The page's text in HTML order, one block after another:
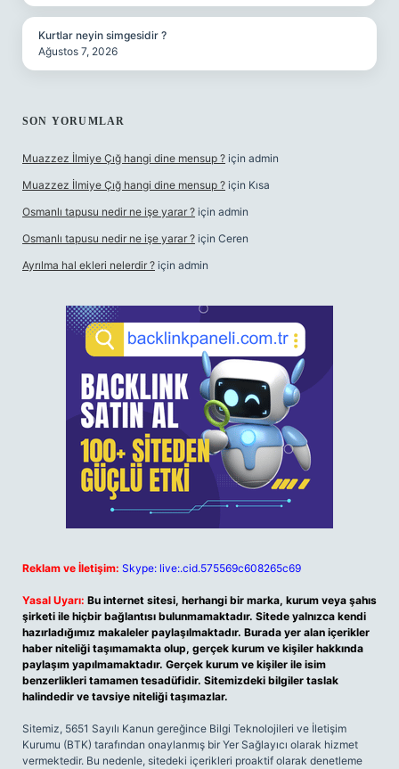
Kurtlar neyin simgesidir ?
Ağustos 7, 2026
SON YORUMLAR
Muazzez İlmiye Çığ hangi dine mensup ? için admin
Muazzez İlmiye Çığ hangi dine mensup ? için Kısa
Osmanlı tapusu nedir ne işe yarar ? için admin
Osmanlı tapusu nedir ne işe yarar ? için Ceren
Ayrılma hal ekleri nelerdir ? için admin
Reklam ve İletişim: Skype: live:.cid.575569c608265c69
Yasal Uyarı: Bu internet sitesi, herhangi bir marka, kurum veya şahıs
şirketi ile hiçbir bağlantısı bulunmamaktadır. Sitede yalnızca kendi
hazırladığımız makaleler paylaşılmaktadır. Burada yer alan içerikler
haber niteliği taşımamakta olup, gerçek kurum ve kişiler hakkında
paylaşım yapılmamaktadır. Gerçek kurum ve kişiler ile isim
benzerlikleri tamamen tesadüfidir. Sitemizdeki bilgiler taslak
halindedir ve tavsiye niteliği taşımazlar.
Sitemiz, 5651 Sayılı Kanun gereğince Bilgi Teknolojileri ve İletişim
Kurumu (BTK) tarafından onaylanmış bir Yer Sağlayıcı olarak hizmet
vermektedir. Bu nedenle, sitedeki içerikleri proaktif olarak denetleme